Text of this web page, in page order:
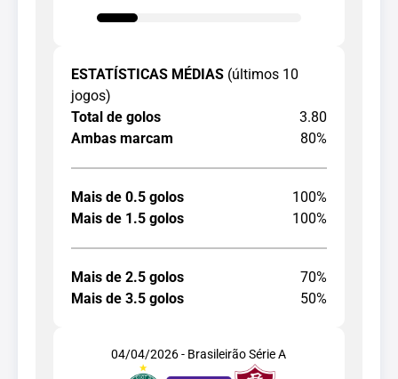
ESTATÍSTICAS MÉDIAS (últimos 10
jogos)
Total de golos
3.80
Ambas marcam
80%
Mais de 0.5 golos
100%
Mais de 1.5 golos
100%
Mais de 2.5 golos
70%
Mais de 3.5 golos
50%
04/04/2026 - Brasileirão Série A